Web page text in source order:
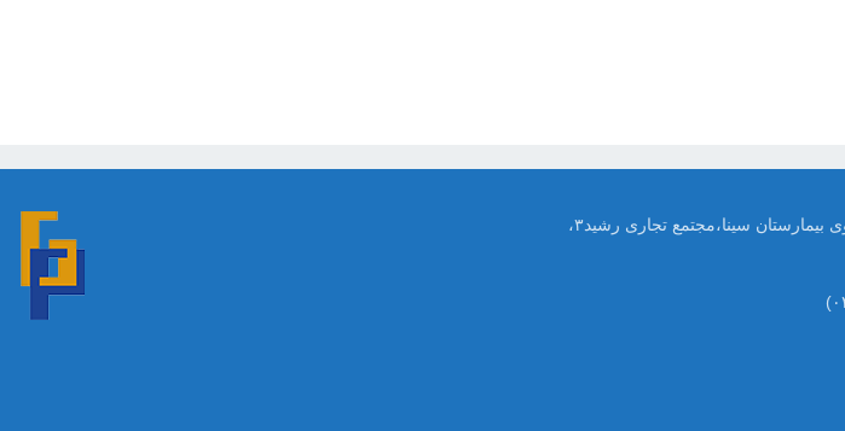
تهران ،خیابان امام خمینی،روبروی بیمارستان سینا،مجتمع تجاری رشید۳،